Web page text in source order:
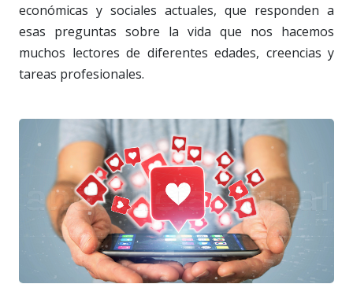
económicas y sociales actuales, que responden a
esas preguntas sobre la vida que nos hacemos
muchos lectores de diferentes edades, creencias y
tareas profesionales.